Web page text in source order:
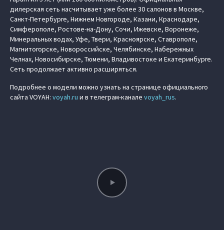
дилерская сеть насчитывает уже более 30 салонов в Москве,
Санкт-Петербурге, Нижнем Новгороде, Казани, Краснодаре,
Симферополе, Ростове-на-Дону, Сочи, Ижевске, Воронеже,
Минеральных водах, Уфе, Твери, Красноярске, Ставрополе,
Магнитогорске, Новороссийске, Челябинске, Набережных
Челнах, Новосибирске, Тюмени, Владивостоке и Екатеринбурге.
Сеть продолжает активно расширяться.
Подробнее о модели можно узнать на странице официального
сайта VOYAH: voyah.ru и в телеграм-канале voyah_rus.